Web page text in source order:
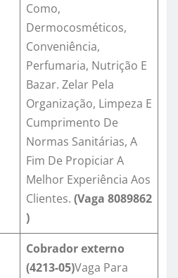
Como,
Dermocosméticos,
Conveniência,
Perfumaria, Nutrição E
Bazar. Zelar Pela
Organização, Limpeza E
Cumprimento De
Normas Sanitárias, A
Fim De Propiciar A
Melhor Experiência Aos
Clientes. (Vaga 8089862
)
Cobrador externo
(4213-05)Vaga Para